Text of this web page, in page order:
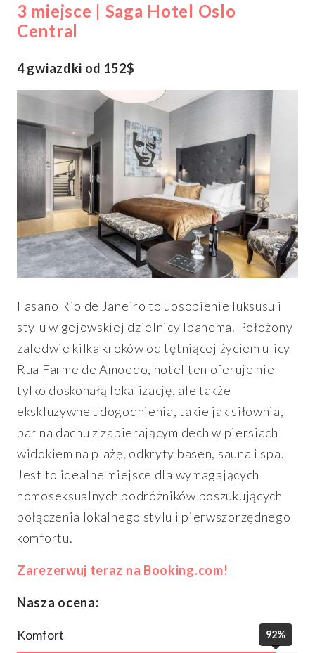
3 miejsce | Saga Hotel Oslo
Central
4 gwiazdki od 152$
Fasano Rio de Janeiro to uosobienie luksusu i
stylu w gejowskiej dzielnicy Ipanema. Położony
zaledwie kilka kroków od tętniącej życiem ulicy
Rua Farme de Amoedo, hotel ten oferuje nie
tylko doskonałą lokalizację, ale także
ekskluzywne udogodnienia, takie jak siłownia,
bar na dachu z zapierającym dech w piersiach
widokiem na plażę, odkryty basen, sauna i spa.
Jest to idealne miejsce dla wymagających
homoseksualnych podróżników poszukujących
połączenia lokalnego stylu i pierwszorzędnego
komfortu.
Zarezerwuj teraz na Booking.com!
Nasza ocena:
Komfort 92%